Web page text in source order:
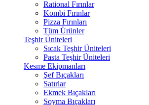
Rational Fırınlar
Kombi Fırınlar
Pizza Fırınları
Tüm Ürünler
Teşhir Üniteleri
Sıcak Teşhir Üniteleri
Pasta Teşhir Üniteleri
Kesme Ekipmanları
Şef Bıçakları
Satırlar
Ekmek Bıçakları
Soyma Bıçakları